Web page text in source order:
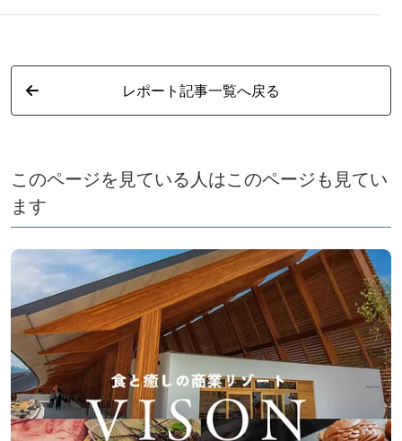
ので小学校、中学生の修学旅行、遠足にも最適です。
あり、潮溜まりのある本物の海に近い状態の磯辺が広が
っています。 素手で魚と触れ合える浅い磯（水深
40cm）は小さなお子様、車椅子の方でも遊べるバリア
います。深い磯（水深60cm）には、ドチザメ（大人し
い小型のサメ）やアカエイなどの少し大きめの魚が泳い
でおり、小学校高学年から大人まで楽しんでいただくこ
日過ごす猛者も？！ ■「ひもの創房」■ 水産加工体験
では魚をさばいて、干物を作ることができます。 干物
は通常、外に干すと虫などがつきますが、こちらには遠
赤外線乾燥機（特許）が設置されているので衛生的にし
かも短時間（１時間程度）で美味しい干物ができます。
できあがった後は真空パックにしてお持ち帰りいただき
ます。 真空パックの出来上がり行程を見ることは可能
レポート記事一覧へ戻る
このページを見ている人はこのページも見てい
ます